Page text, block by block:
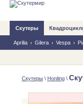
Скутеры
Aprilia Gilera Vespa
Скутеры \ Honling \